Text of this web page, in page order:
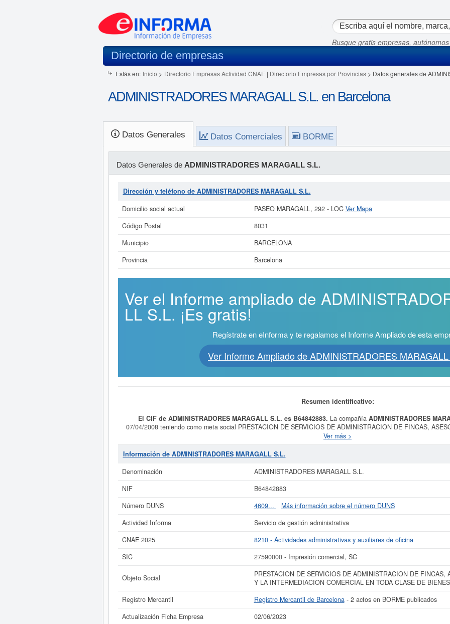
Busque gratis empresas,
Directorio de empresas
Estás en: Inicio > Directorio Empresas Actividad CNAE | Directorio Empresas por Provincias> Datos generales de
ADMINISTRADORES MARAGALL S.L. en Barcelona
Datos Generales Datos Comerciales BORME
Datos Generales de ADMINISTRADORES MARAGALL S.L.
Dirección y teléfono de ADMINISTRADORES MARAGALL S.L.
Domicilio social actual
PASEO MARAGALL, 292 - LOC Ver Mapa
Código Postal
8031
Municipio
BARCELONA
Provincia
Barcelona
Ver el Informe ampliado de
LL S.L. ¡Es gratis!
Regístrate en eInforma y te regalamos el Informe Ampliado de esta
Ver Informe Ampliado de ADMINISTRADORES
Resumen identificativo:
El CIF de ADMINISTRADORES MARAGALL S.L. es B64842883. La compañía ADMINISTRADORES
07/04/2008 teniendo como meta social PRESTACION DE SERVICIOS DE ADMINISTRACION DE FINCAS,
INTERMEDIACION COMERCIAL EN TODA CLASE DE BIENES INMUEBLES.. Está incluida en la clase CNAE
auxiliares de oficina. Dentro de la clasificación de numeración de empresas SIC,ADMINISTRADORES
27590000. Esta ficha cuenta con 21 consultas, donde el 28/01/2026 se ha producido la última consulta. Para
compañía
ADMINISTRADORES MARAGALL S.L.está inscrita en el Registro Mercantil de Barcelona, y tiene
Si está interesado en conocer más datos de la empresa ADMINISTRADORES MARAGALL S.L. puede
de ADMINISTRADORES MARAGALL S.L. y consultar los resultados de sus años de actividad, así como los
disponibles.
La última actualización del informe de empresa se ha realizado el 02/06/2023.
Ver más >
Información de ADMINISTRADORES MARAGALL S.L.
Denominación
ADMINISTRADORES MARAGALL S.L.
NIF
B64842883
Número DUNS
4609...
Más información sobre el número DUNS
Actividad Informa
Servicio de gestión administrativa
CNAE 2025
8210 - Actividades administrativas y auxiliares de oficina
SIC
27590000 - Impresión comercial, SC
Objeto Social
PRESTACION DE SERVICIOS DE ADMINISTRACION DE FINCAS,
Y LA INTERMEDIACION COMERCIAL EN TODA CLASE DE
Registro Mercantil
Registro Mercantil de Barcelona- 2 actos en BORME publicados
Actualización Ficha Empresa
02/06/2023